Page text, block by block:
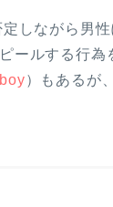
定しながら男
ールする行為
）もあるが